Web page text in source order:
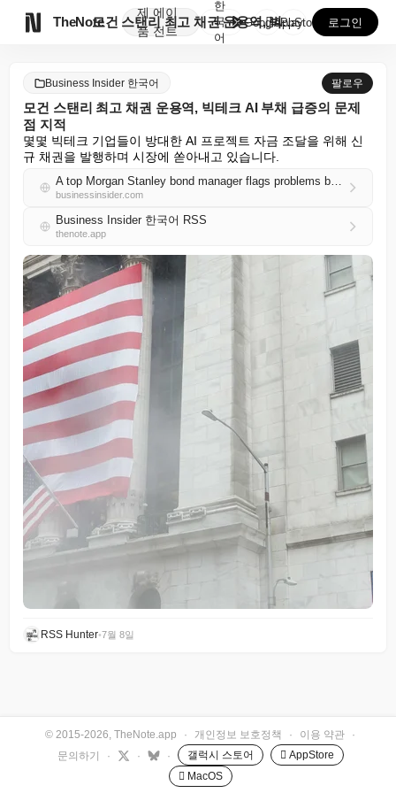
TheNote
제
품
에이
전트
모건 스탠리 최고 채권 운용역, 빅테크 AI 부채 급증...
한
국
어
GooglePlay
AppStore 로그인
Business Insider 한국어 팔로우
모건 스탠리 최고 채권 운용역, 빅테크 AI 부채 급증의 문제
점 지적
몇몇 빅테크 기업들이 방대한 AI 프로젝트 자금 조달을 위해 신
규 채권을 발행하며 시장에 쏟아내고 있습니다.
A top Morgan Stanley bond manager flags problems brewing in Big Tech's AI debt binge
businessinsider.com
Business Insider 한국어 RSS
thenote.app
RSS Hunter•7월 8일
© 2015-2026, TheNote.app · 개인정보 보호정책 · 이용 약관
·
문의하기
· · · 갤럭시 스토어
 AppStore
 MacOS